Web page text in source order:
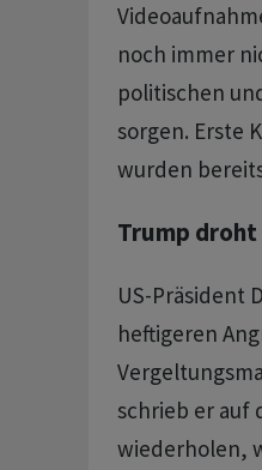
noch immer
politischen
sorgen. Erste
wurden
Trump
US-Präsident
heftigeren
schrieb er auf
wiederholen,